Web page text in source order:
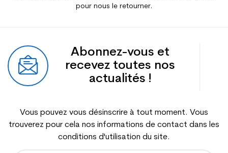
pour nous le retourner.
Abonnez-vous et
recevez toutes nos
actualités !
Vous pouvez vous désinscrire à tout moment. Vous
trouverez pour cela nos informations de contact dans les
conditions d'utilisation du site.